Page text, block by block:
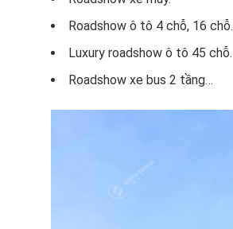
Roadshow ô tô 4 chỗ, 16 chỗ.
Luxury roadshow ô tô 45 chỗ.
Roadshow xe bus 2 tầng…